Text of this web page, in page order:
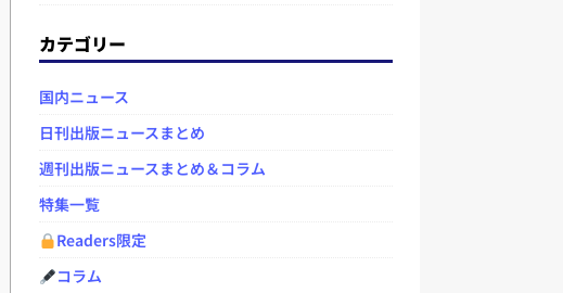
カテゴリー
国内ニュース
日刊出版ニュースまとめ
週刊出版ニュースまとめ＆コラム
特集一覧
Readers限定
コラム